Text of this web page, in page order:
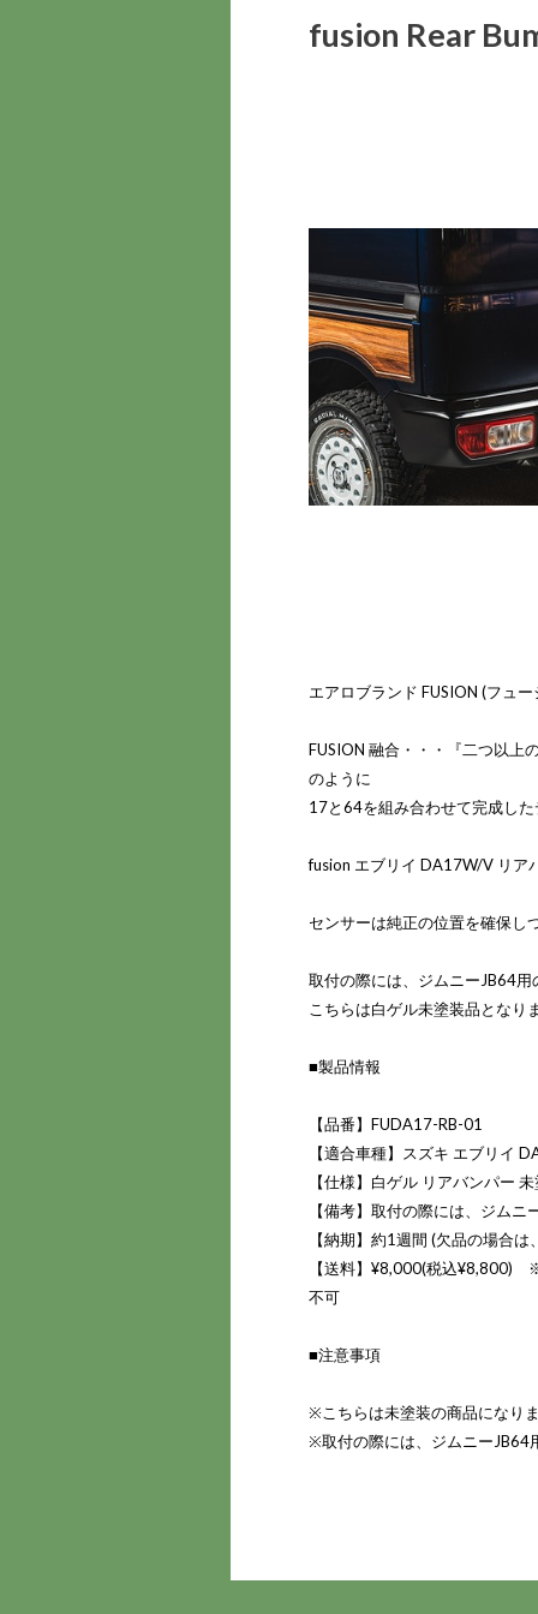
fusion Rear
エアロブランド FUSION (フュ
FUSION 融合・・・『二つ以上
のように
17と64を組み合わせて完成し
fusion エブリイ DA17W/V リ
センサーは純正の位置を確保し
取付の際には、ジムニーJB64
こちらは白ゲル未塗装品となり
■製品情報
【品番】FUDA17-RB-01
【適合車種】スズキ エブリイ
【仕様】白ゲル リアバンパー
【備考】取付の際には、ジム
【納期】約1週間 (欠品の場合
【送料】¥8,000(税込¥8,800)
不可
■注意事項
※こちらは未塗装の商品になり
※取付の際には、ジムニーJB64